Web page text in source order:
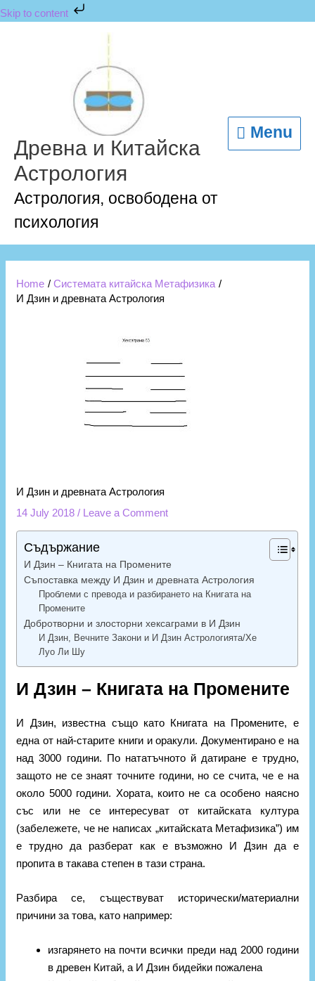
Skip to content
Skip
to
Древна и Китайска
Астрология
Астрология, освободена от
психология
Menu
Home
Системата китайска Метафизика
И Дзин и древната Астрология
И Дзин и древната Астрология
14 July 2018/ Leave a Comment
Съдържание
И Дзин – Книгата на Промените
Съпоставка между И Дзин и древната Астрология
Проблеми с превода и разбирането на Книгата на
Промените
Добротворни и злосторни хексаграми в И Дзин
И Дзин, Вечните Закони и И Дзин Астрологията/Хе
Луо Ли Шу
И Дзин – Книгата на Промените
И Дзин, известна също като Книгата на Промените, е
една от най-старите книги и оракули. Документирано е на
над 3000 години. По нататъчното й датиране е трудно,
защото не се знаят точните години, но се счита, че е на
около 5000 години. Хората, които не са особено наясно
със или не се интересуват от китайската култура
(забележете, че не написах „китайската Метафизика”) им
е трудно да разберат как е възможно И Дзин да е
пропита в такава степен в тази страна.
Разбира се, съществуват исторически/материални
причини за това, като например:
изгарянето на почти всички преди над 2000 години
в древен Китай, а И Дзин бидейки пожалена